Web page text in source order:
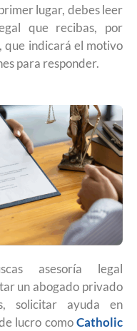
lugar, debes leer
que recibas, por
indicará el motivo
para responder.
asesoría legal
un abogado privado
solicitar ayuda en
lucro comoCatholic